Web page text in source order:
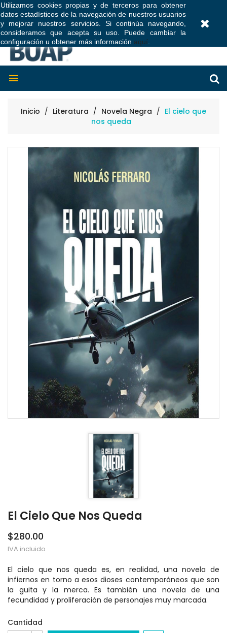
Utilizamos cookies propias y de terceros para obtener
datos estadísticos de la navegación de nuestros usuarios
y mejorar nuestros servicios. Si continúa navegando,
consideramos que acepta su uso. Puede cambiar la
configuración u obtener más información aquí

Inicio Literatura Novela Negra
El cielo que
nos queda
El Cielo Que Nos Queda
$280.00
IVA incluido
El cielo que nos queda es, en realidad, una novela de
infiernos en torno a esos dioses contemporáneos que son
la guita y la merca. Es también una novela de una
fecundidad y proliferación de personajes muy marcada.
Cantidad